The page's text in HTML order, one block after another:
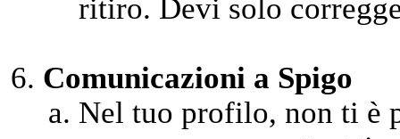
ritiro. Devi solo
Comunicazioni a Spigo
Nel tuo profilo, non ti è